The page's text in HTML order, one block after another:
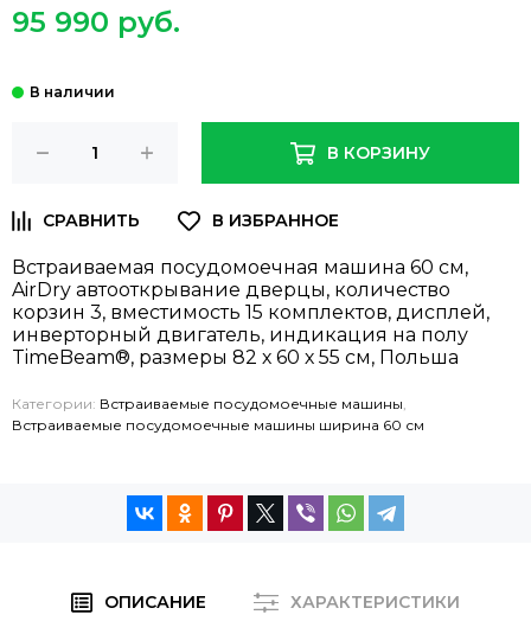
95 990 руб.
В КОРЗИНУ
Встраиваемая посудомоечная машина 60 см,
AirDry автооткрывание дверцы, количество
корзин 3, вместимость 15 комплектов, дисплей,
инверторный двигатель, индикация на полу
TimeBeam®, размеры 82 х 60 х 55 см, Польша
Категории: Встраиваемые посудомоечные машины,
Встраиваемые посудомоечные машины ширина 60 см
ОПИСАНИЕ ХАРАКТЕРИСТИКИ